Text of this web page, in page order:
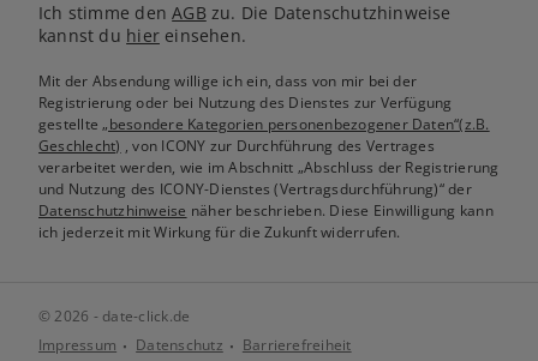
Ich stimme denAGB zu. Die Datenschutzhinweise
kannst du hiereinsehen.
Mit der Absendung willige ich ein, dass von mir bei der
Registrierung oder bei Nutzung des Dienstes zur Verfügung
gestellte„besondere Kategorien personenbezogener Daten“(z.B.
Geschlecht) , von ICONY zur Durchführung des Vertrages
verarbeitet werden, wie im Abschnitt „Abschluss der Registrierung
und Nutzung des ICONY-Dienstes (Vertragsdurchführung)“ der
Datenschutzhinweise näher beschrieben. Diese Einwilligung kann
ich jederzeit mit Wirkung für die Zukunft widerrufen.
© 2026 - date-click.de
Impressum
Datenschutz Barrierefreiheit